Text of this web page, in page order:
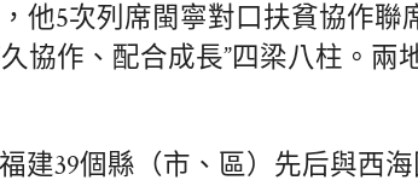
他5次列席閩寧對口扶貧協作聯
協作、配合成長”四梁八柱。兩
建39個縣（市、區）先后與西